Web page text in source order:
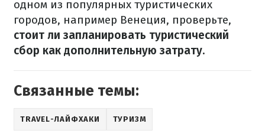
одном из популярных туристических
городов, например Венеция, проверьте,
стоит ли запланировать туристический
сбор как дополнительную затрату.
Связанные темы:
TRAVEL-ЛАЙФХАКИ ТУРИЗМ